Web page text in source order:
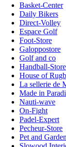
Basket-Center
Daily Bikers
Direct-Volley
Espace Golf
Foot-Store
Galoppostore
Golf and co
Handball-Store
House of
La sellerie de
Made in
Nauti-wave
On-Fight
Padel-Expert
Pecheur-Store
Pet and Garden